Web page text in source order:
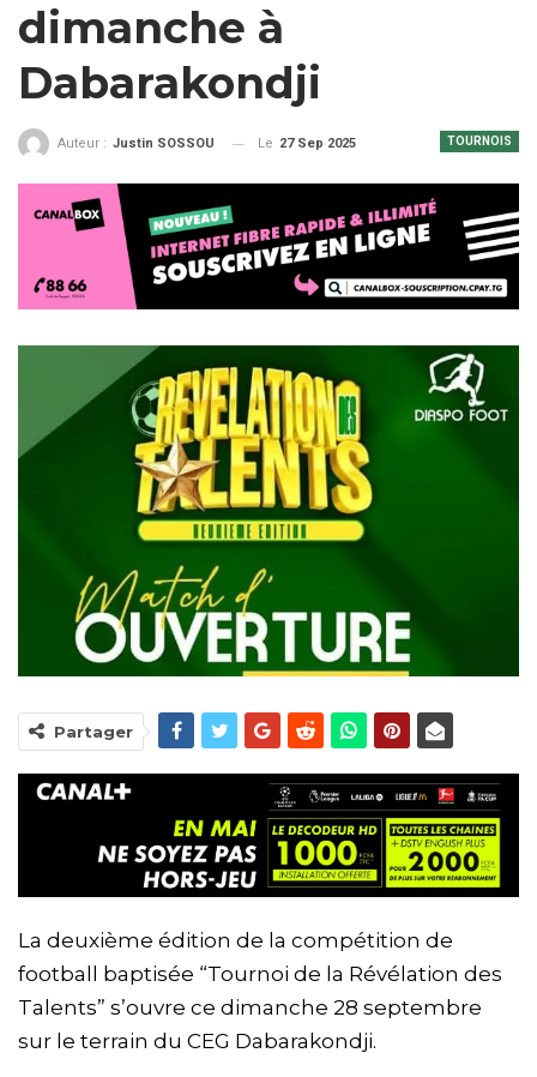
dimanche à
Dabarakondji
TOURNOIS
Auteur : Justin SOSSOU Le 27 Sep 2025
Partager
La deuxième édition de la compétition de
football baptisée “Tournoi de la Révélation des
Talents” s’ouvre ce dimanche 28 septembre
sur le terrain du CEG Dabarakondji.